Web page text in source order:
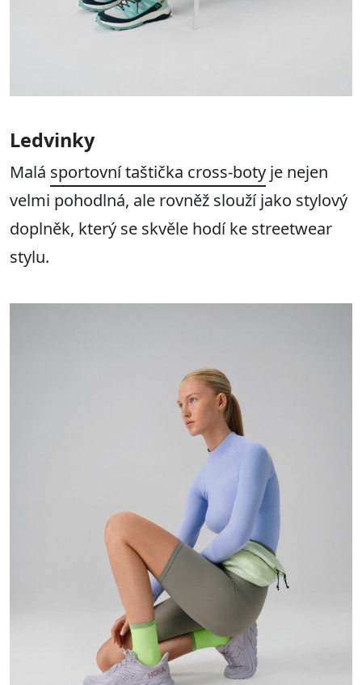
Ledvinky
Malá sportovní taštička cross-boty je nejen
velmi pohodlná, ale rovněž slouží jako stylový
doplněk, který se skvěle hodí ke streetwear
stylu.